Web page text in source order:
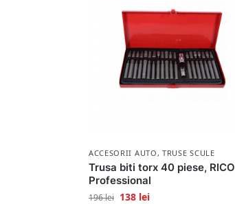
ACCESORII AUTO ,TRUSE SCULE
Trusa biti torx 40 piese, RICO
Professional
196lei 138 lei